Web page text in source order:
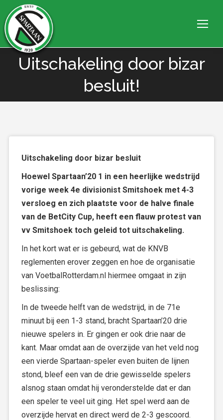
Uitschakeling door bizar
besluit!
Je bent hier:
Uitschakeling door bizar besluit
Hoewel Spartaan’20 1 in een heerlijke wedstrijd
vorige week 4e divisionist Smitshoek met 4-3
versloeg en zich plaatste voor de halve finale
van de BetCity Cup, heeft een flauw protest van
vv Smitshoek toch geleid tot uitschakeling.
In het kort wat er is gebeurd, wat de KNVB
reglementen erover zeggen en hoe de organisatie
van VoetbalRotterdam.nl hiermee omgaat in zijn
beslissing:
In de tweede helft van de wedstrijd, in de 71e
minuut bij een 1-3 stand, bracht Spartaan’20 drie
nieuwe spelers in. Er gingen er ook drie naar de
kant. Maar omdat aan de overzijde van het veld nog
een vierde Spartaan-speler even buiten de lijnen
stond, bleef een van de drie gewisselde spelers
alsnog staan omdat hij veronderstelde dat er dan
een speler te veel uit ging. Het spel werd aan de
overzijde hervat en direct werd de 2-3 gescoord.